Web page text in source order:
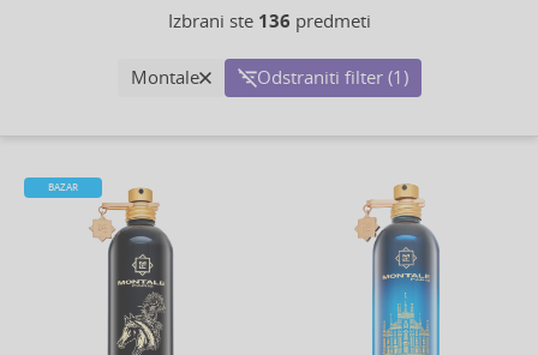
Izbrani ste 136 predmeti
Montale Odstraniti filter (1)
BAZAR